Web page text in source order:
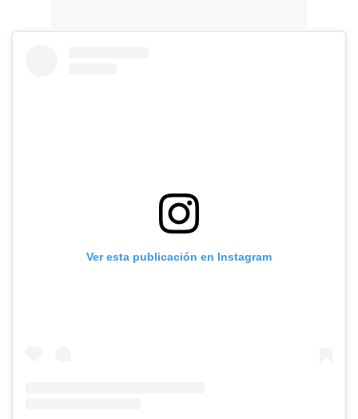
Ver esta publicación en Instagram